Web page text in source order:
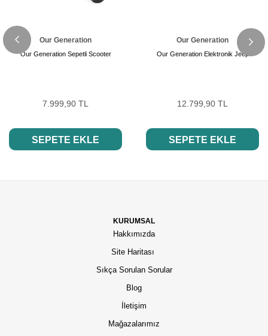
Our Generation
Our Generation Sepetli Scooter
7.999,90 TL
SEPETE EKLE
Our Generation
Our Generation Elektronik Jeep
12.799,90 TL
SEPETE EKLE
KURUMSAL
Hakkımızda
Site Haritası
Sıkça Sorulan Sorular
Blog
İletişim
Mağazalarımız